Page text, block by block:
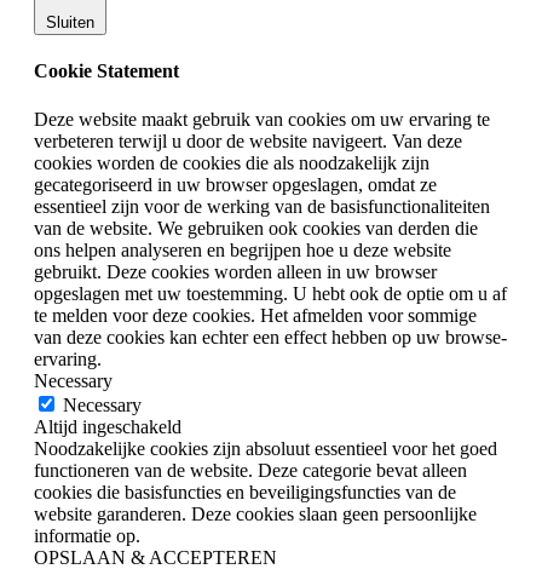
Sluiten
Cookie Statement
Deze website maakt gebruik van cookies om uw ervaring te
verbeteren terwijl u door de website navigeert. Van deze
cookies worden de cookies die als noodzakelijk zijn
gecategoriseerd in uw browser opgeslagen, omdat ze
essentieel zijn voor de werking van de basisfunctionaliteiten
van de website. We gebruiken ook cookies van derden die
ons helpen analyseren en begrijpen hoe u deze website
gebruikt. Deze cookies worden alleen in uw browser
opgeslagen met uw toestemming. U hebt ook de optie om u af
te melden voor deze cookies. Het afmelden voor sommige
van deze cookies kan echter een effect hebben op uw browse-
ervaring.
Necessary
Necessary
Altijd ingeschakeld
Noodzakelijke cookies zijn absoluut essentieel voor het goed
functioneren van de website. Deze categorie bevat alleen
cookies die basisfuncties en beveiligingsfuncties van de
website garanderen. Deze cookies slaan geen persoonlijke
informatie op.
OPSLAAN & ACCEPTEREN